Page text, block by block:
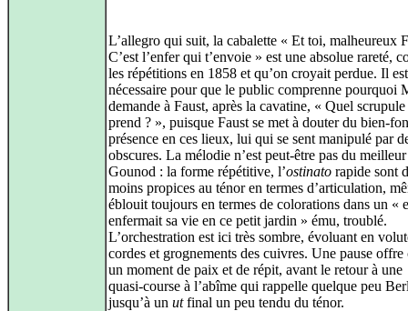
L’allegro qui suit, la cabalette « Et toi, malheureux
C’est l’enfer qui t’envoie » est une absolue rareté,
les répétitions en 1858 et qu’on croyait perdue. Il est
nécessaire pour que le public comprenne pourquoi
demande à Faust, après la cavatine, « Quel
prend ? », puisque Faust se met à douter du
présence en ces lieux, lui qui se sent manipulé par
obscures. La mélodie n’est peut‑être pas du meilleur
Gounod : la forme répétitive, l’ostinato rapide sont
moins propices au ténor en termes d’articulation,
éblouit toujours en termes de colorations dans un «
enfermait sa vie en ce petit jardin » ému, troublé.
L’orchestration est ici très sombre, évoluant en
cordes et grognements des cuivres. Une pause offre
un moment de paix et de répit, avant le retour à une
quasi‑course à l’abîme qui rappelle quelque peu
jusqu’à un utfinal un peu tendu du ténor.